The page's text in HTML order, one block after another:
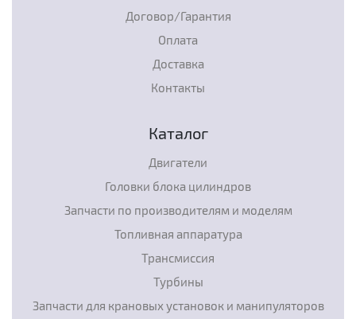
Договор/Гарантия
Оплата
Доставка
Контакты
Каталог
Двигатели
Головки блока цилиндров
Запчасти по производителям и моделям
Топливная аппаратура
Трансмиссия
Турбины
Запчасти для крановых установок и манипуляторов